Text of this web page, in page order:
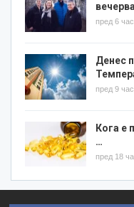
пред 6
Денес
пред 9
Кога е
…
пред 18